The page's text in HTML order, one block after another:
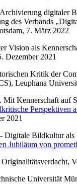
digitaler
des Verbands
7. März 2022
Vision als
Dezember 2021
Kritik der
Leuphana
Kennerschaft auf
Perspektiven
2021
Digitale Bildkultur als
Jubiläum von
Universität